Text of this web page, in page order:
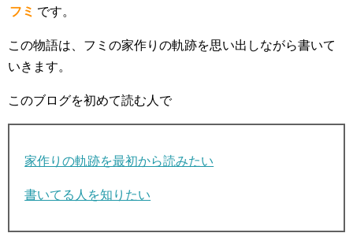
フミ です。
この物語は、フミの家作りの軌跡を思い出しながら書いて
いきます。
このブログを初めて読む人で
家作りの軌跡を最初から読みたい
書いてる人を知りたい